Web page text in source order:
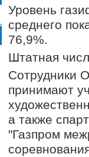
Уровень
среднего
76,9%.
Штатная
Сотрудники
принимают
а также
"Газпром